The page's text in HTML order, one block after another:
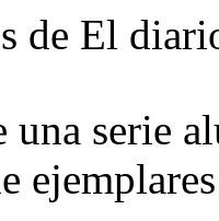
de El
serie